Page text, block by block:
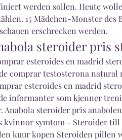
werden sollen. Heute
15 Mädchen-Monster
erschrecken werden.
steroider pris
comprar testosterona natural
esteroides en madrid
informanter som kjenner
Anabola steroider pris
kvinnor symtom - Steroider till
kuur kopen Steroiden pillen